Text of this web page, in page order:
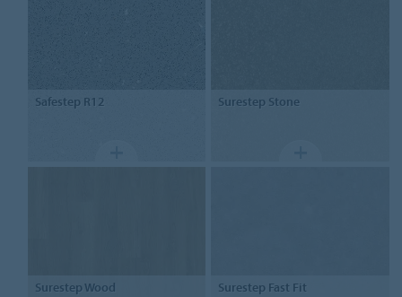
Safestep R12 Surestep Stone
Surestep Wood Surestep Fast Fit